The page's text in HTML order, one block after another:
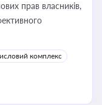
прав власників,
комплекс